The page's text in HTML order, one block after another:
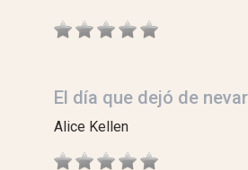
El día que dejó de
Alice Kellen